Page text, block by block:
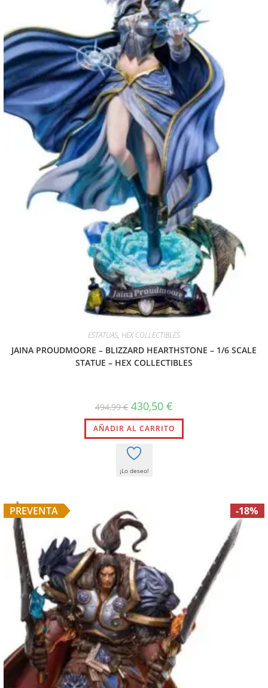
ESTATUAS, HEX COLLECTIBLES
JAINA PROUDMOORE – BLIZZARD HEARTHSTONE – 1/6 SCALE
STATUE – HEX COLLECTIBLES
494,99€ 430,50 €
AÑADIR AL CARRITO
¡Lo deseo!
-18%
PREVENTA